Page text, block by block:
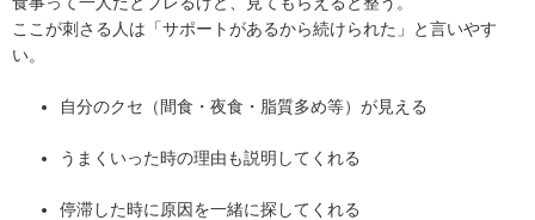
ここが刺さる人は「サポートがあるから続けられた」と言いやす
い。
自分のクセ（間食・夜食・脂質多め等）が見える
うまくいった時の理由も説明してくれる
停滞した時に原因を一緒に探してくれる